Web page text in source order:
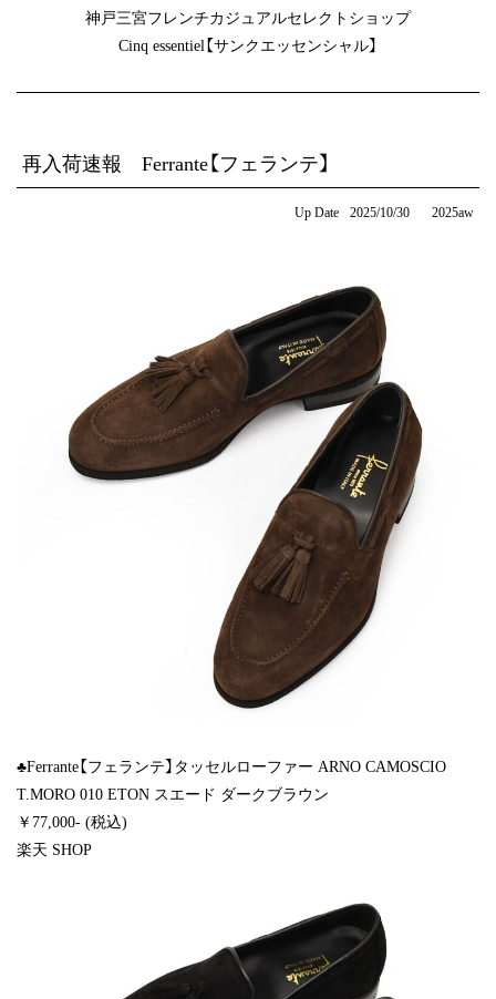
神戸三宮フレンチカジュアルセレクトショップ
Cinq essentiel【サンクエッセンシャル】
再入荷速報 Ferrante【フェランテ】
Up Date 2025/10/30 2025aw
♣Ferrante【フェランテ】タッセルローファー ARNO CAMOSCIO
T.MORO 010 ETON スエード ダークブラウン
￥77,000- (税込)
楽天 SHOP